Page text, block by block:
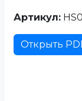
Артикул:
Открыть